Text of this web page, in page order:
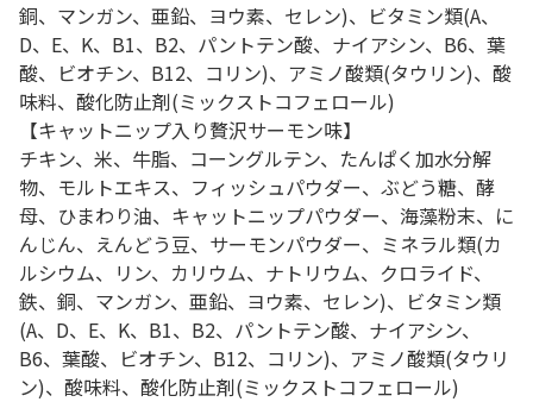
銅、マンガン、亜鉛、ヨウ素、セレン)、ビタミン類(A、
D、E、K、B1、B2、パントテン酸、ナイアシン、B6、葉
酸、ビオチン、B12、コリン)、アミノ酸類(タウリン)、酸
味料、酸化防止剤(ミックストコフェロール)
【キャットニップ入り贅沢サーモン味】
チキン、米、牛脂、コーングルテン、たんぱく加水分解
物、モルトエキス、フィッシュパウダー、ぶどう糖、酵
母、ひまわり油、キャットニップパウダー、海藻粉末、に
んじん、えんどう豆、サーモンパウダー、ミネラル類(カ
ルシウム、リン、カリウム、ナトリウム、クロライド、
鉄、銅、マンガン、亜鉛、ヨウ素、セレン)、ビタミン類
(A、D、E、K、B1、B2、パントテン酸、ナイアシン、
B6、葉酸、ビオチン、B12、コリン)、アミノ酸類(タウリ
ン)、酸味料、酸化防止剤(ミックストコフェロール)